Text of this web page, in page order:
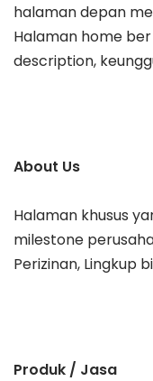
halaman depan
Halaman home
description,
About Us
Halaman khusus
milestone
Perizinan, Lingkup
Produk / Jasa